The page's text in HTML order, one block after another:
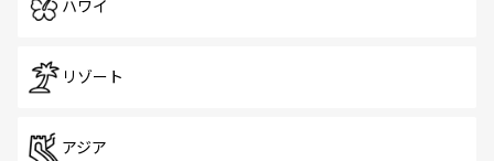
ハワイ
リゾート
アジア